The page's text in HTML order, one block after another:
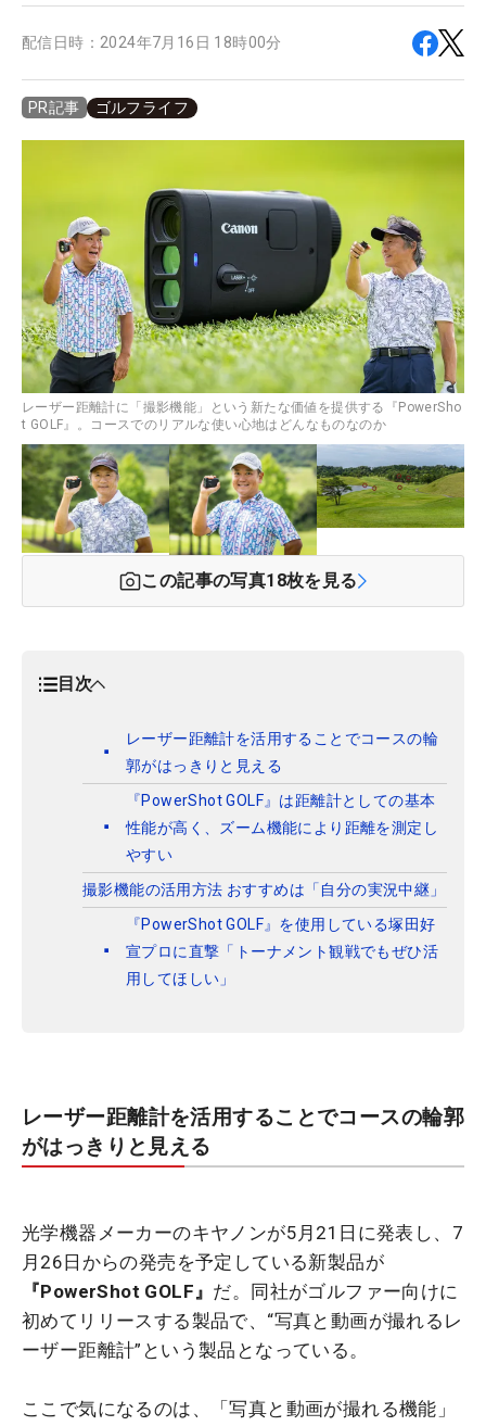
配信日時： 2024年7月16日 18時00分
PR記事 ゴルフライフ
レーザー距離計に「撮影機能」という新たな価値を提供する『PowerSho
t GOLF』。コースでのリアルな使い心地はどんなものなのか
この記事の写真18枚を見る
目次
レーザー距離計を活用することでコースの輪
郭がはっきりと見える
『PowerShot GOLF』は距離計としての基本
性能が高く、ズーム機能により距離を測定し
やすい
撮影機能の活用方法 おすすめは「自分の実況中継」
『PowerShot GOLF』を使用している塚田好
宣プロに直撃「トーナメント観戦でもぜひ活
用してほしい」
レーザー距離計を活用することでコースの輪郭
がはっきりと見える
光学機器メーカーのキヤノンが5月21日に発表し、7
月26日からの発売を予定している新製品が
『PowerShot GOLF』 だ。同社がゴルファー向けに
初めてリリースする製品で、“写真と動画が撮れるレ
ーザー距離計”という製品となっている。
ここで気になるのは、「写真と動画が撮れる機能」